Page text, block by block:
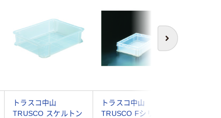
次へ
トラスコ中山
TRUSCO スケルトン
トラスコ中山
TRUSCO Fシリーズ